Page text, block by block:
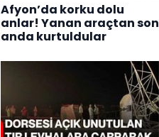
Afyon’da korku dolu
anlar! Yanan araçtan son
anda kurtuldular